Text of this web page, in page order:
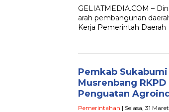
GELIATMEDIA.COM –
arah pembangunan
Kerja Pemerintah Daerah
Pemkab Sukabumi
Musrenbang
Penguatan
Pemerintahan | Selasa, 31